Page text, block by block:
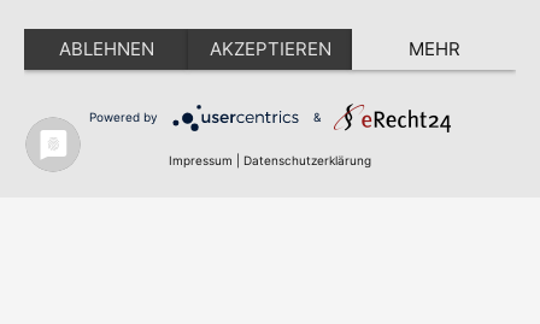
ABLEHNEN AKZEPTIEREN MEHR
Powered by &
Impressum Datenschutzerklärung